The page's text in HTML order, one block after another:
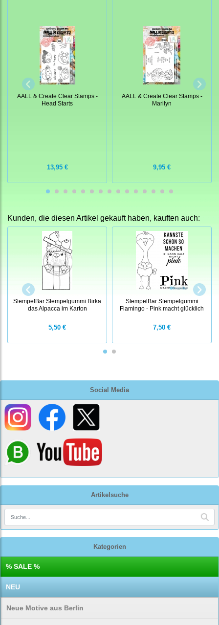
Social Media
Artikelsuche
Kategorien
% SALE %
NEU
Neue Motive aus Berlin
AALL & Create Clear Stamps -
Head Starts
13,95 €
AALL & Create Clear Stamps -
Marilyn
9,95 €
Kunden, die diesen Artikel gekauft haben, kauften auch:
StempelBar Stempelgummi Birka
das Alpacca im Karton
5,50 €
StempelBar Stempelgummi
Flamingo - Pink macht glücklich
7,50 €